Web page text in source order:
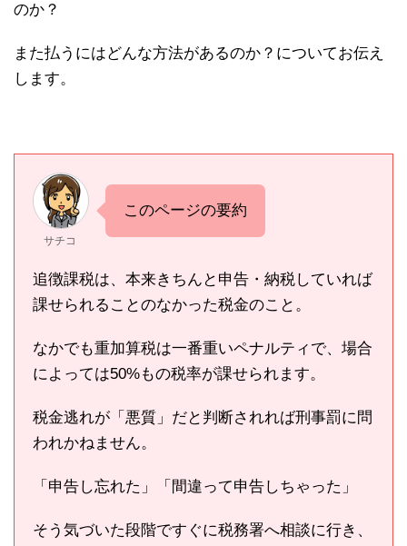
のか？
また払うにはどんな方法があるのか？についてお伝え
します。
サチコ
このページの要約
追徴課税は、本来きちんと申告・納税していれば
課せられることのなかった税金のこと。
なかでも重加算税は一番重いペナルティで、場合
によっては50%もの税率が課せられます。
税金逃れが「悪質」だと判断されれば刑事罰に問
われかねません。
「申告し忘れた」「間違って申告しちゃった」
そう気づいた段階ですぐに税務署へ相談に行き、